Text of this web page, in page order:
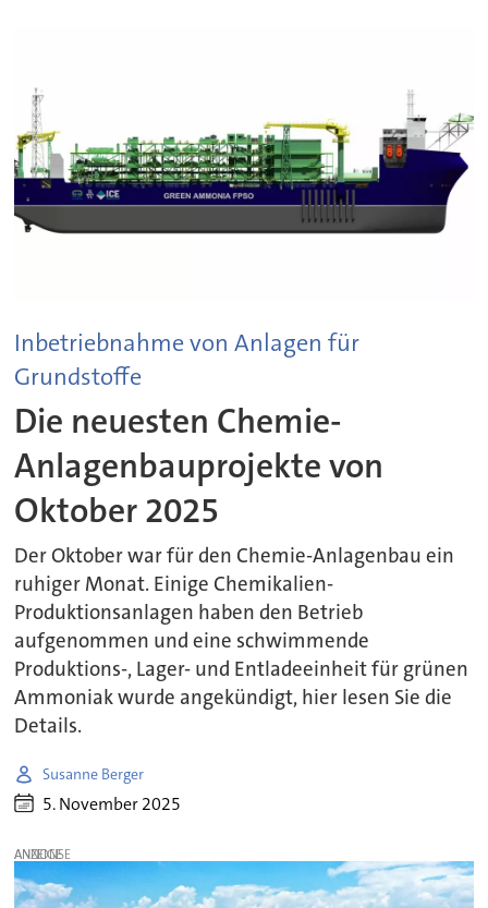
Inbetriebnahme von Anlagen für
Grundstoffe
Die neuesten Chemie-
Anlagenbauprojekte von
Oktober 2025
Der Oktober war für den Chemie-Anlagenbau ein
ruhiger Monat. Einige Chemikalien-
Produktionsanlagen haben den Betrieb
aufgenommen und eine schwimmende
Produktions-, Lager- und Entladeeinheit für grünen
Ammoniak wurde angekündigt, hier lesen Sie die
Details.
Susanne Berger
5. November 2025
ANZEIGE